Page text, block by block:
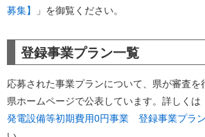
募集】
」を御覧ください。
登録事業プラン一覧
応募された事業プランについて、県が審査を
県ホームページで公表しています。詳しくは
発電設備等初期費用0円事業 登録事業プラ